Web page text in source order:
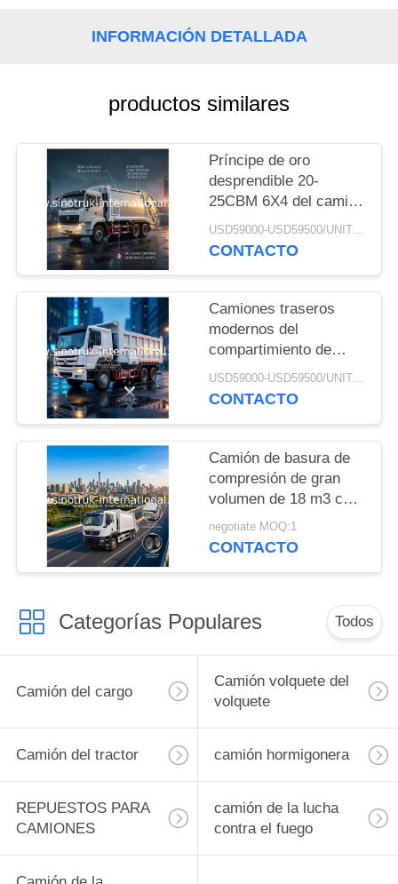
SITIO
POLÍTICA
PRIVACIDAD
INFORMACIÓN DETALLADA
productos similares
Príncipe de oro
desprendible 20-
25CBM 6X4 del camión
SINOTRUK de la
recolección de basura
USD59000-USD59500/UNIT)negotiation MOQ:1 UNIDAD
CONTACTO
Camiones traseros
modernos del
compartimiento de
basura de CBM 6X4
ZZ1257M4341W del
USD59000-USD59500/UNIT)negotiation MOQ:1 UNIDAD
CONTACTO
Camión de basura de
compresión de gran
volumen de 18 m3 con
motor de 371 CV y
neumáticos pesados
negotiate MOQ:1
CONTACTO
Categorías Populares Todos
Camión del cargo
Camión volquete del
volquete
Camión del tractor camión hormigonera
REPUESTOS PARA
CAMIONES
camión de la lucha
contra el fuego